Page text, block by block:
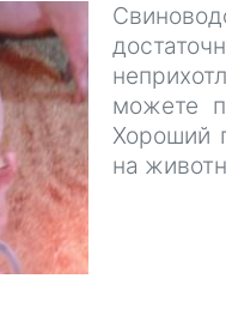
можете
Хороший
на